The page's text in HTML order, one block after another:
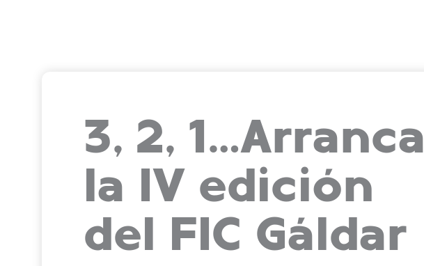
3, 2, 1…Arranca
la IV edición
del FIC Gáldar